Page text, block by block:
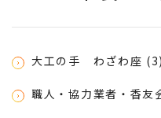
大工の手 わざわ座 (3)
職人・協力業者・香友